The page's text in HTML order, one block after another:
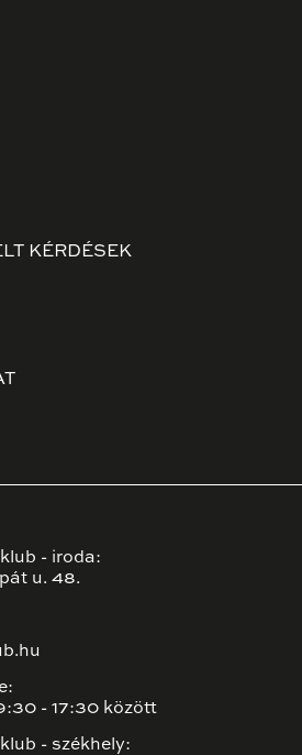
KÉRDÉSEK
- iroda:
u. 48.
- 17:30 között
- székhely: